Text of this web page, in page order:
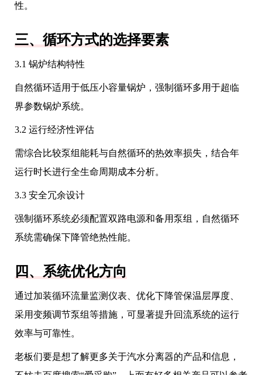
性。
三、循环方式的选择要素
3.1 锅炉结构特性
自然循环适用于低压小容量锅炉，强制循环多用于超临
界参数锅炉系统。
3.2 运行经济性评估
需综合比较泵组能耗与自然循环的热效率损失，结合年
运行时长进行全生命周期成本分析。
3.3 安全冗余设计
强制循环系统必须配置双路电源和备用泵组，自然循环
系统需确保下降管绝热性能。
四、系统优化方向
通过加装循环流量监测仪表、优化下降管保温层厚度、
采用变频调节泵组等措施，可显著提升回流系统的运行
效率与可靠性。
老板们要是想了解更多关于汽水分离器的产品和信息，